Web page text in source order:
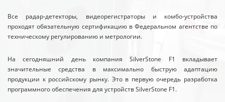
Все радар-детекторы, видеорегистраторы и комбо-устройства
проходят обязательную сертификацию в Федеральном агентстве по
техническому регулированию и метрологии.
На сегодняшний день компания SilverStone F1 вкладывает
значительные средства в максимально быструю адаптацию
продукции к российскому рынку. Это в первую очередь разработка
программного обеспечения для устройств SilverStone F1.